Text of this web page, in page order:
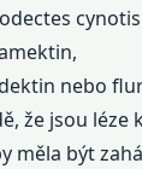
nebo
že jsou léze
měla být